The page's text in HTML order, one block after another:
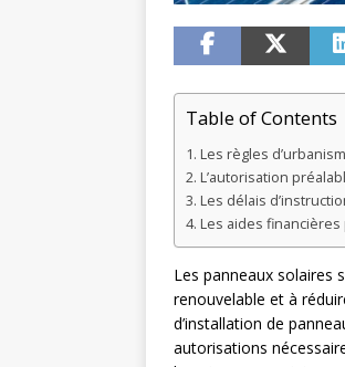
Table of Contents
Les règles
L’autorisation
Les délais
Les aides
Les panneaux solaires
renouvelable et à
d’installation de
autorisations